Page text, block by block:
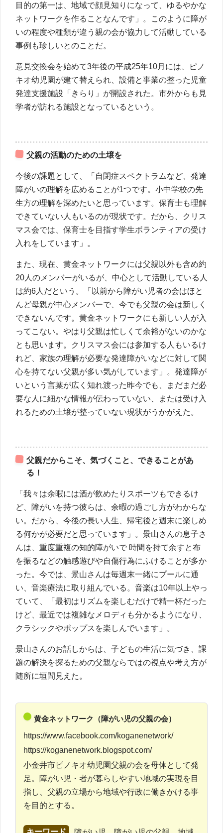
目的の第一は、地域で顔見知りになって、ゆるやかな
ネットワークを作ることなんです」。このように障が
いの程度や種類が違う親の会が協力して活動している
事例も珍しいとのことだ。
意見交換会を始めて3年後の平成25年10月には、ピノ
キオ幼児園が建て替えられ、設備と事業の整った児童
発達支援施設「きらり」が開設された。市外からも見
学者が訪れる施設となっているという。
父親の活動のための土壌を
今後の課題として、「自閉症スペクトラムなど、発達
障がいの理解を広めることが1つです。小中学校の先
生方の理解を深めたいと思っています。保育士も理解
できていない人もいるのが現状です。だから、クリス
マス会では、保育士を目指す学生ボランティアの受け
入れをしています」。
また、現在、黄金ネットワークには父親以外も含め約
20人のメンバーがいるが、中心として活動している人
は約6人だという。「以前から障がい児者の会はほと
んど母親が中心メンバーで、今でも父親の会は新しく
できないんです。黄金ネットワークにも新しい人が入
ってこない。やはり父親は忙しくて余裕がないのかな
とも思います。クリスマス会には参加する人もいるけ
れど、家族の理解が必要な発達障がいなどに対して関
心を持てない父親が多い気がしています」。発達障が
いという言葉が広く知れ渡った昨今でも、まだまだ必
要な人に細かな情報が伝わっていない、または受け入
れるための土壌が整っていない現状がうかがえた。
父親だからこそ、気づくこと、できることがあ
る！
「我々は余暇には酒が飲めたりスポーツもできるけ
ど、障がいを持つ彼らは、余暇の過ごし方がわからな
い。だから、今後の長い人生、帰宅後と週末に楽しめ
る何かが必要だと思っています」。景山さんの息子さ
んは、重度重複の知的障がいで 時間を持て余すと布
を振るなどの触感遊びや自傷行為にふけることが多か
った。今では、景山さんは毎週末一緒にプールに通
い、音楽療法に取り組んでいる。音楽は10年以上やっ
ていて、「最初はリズムを楽しむだけで精一杯だった
けど、最近では複雑なメロディも分かるようになり、
クラシックやポップスを楽しんでいます」。
景山さんのお話しからは、子どもの生活に気づき、課
題の解決を探るための父親ならではの視点や考え方が
随所に垣間見えた。
黄金ネットワーク（障がい児の父親の会）
https://www.facebook.com/koganenetwork/
https://koganenetwork.blogspot.com/
小金井市ピノキオ幼児園父親の会を母体として発
足。障がい児・者が暮らしやすい地域の実現を目
指し、父親の立場から地域や行政に働きかける事
を目的とする。